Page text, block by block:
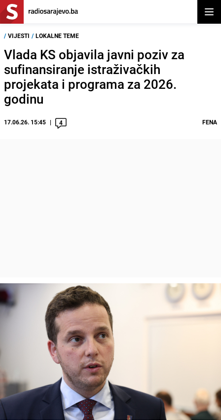
/ VIJESTI / LOKALNE TEME
Vlada KS objavila javni poziv za
sufinansiranje istraživačkih
projekata i programa za 2026.
godinu
17.06.26. 15:45 4 FENA